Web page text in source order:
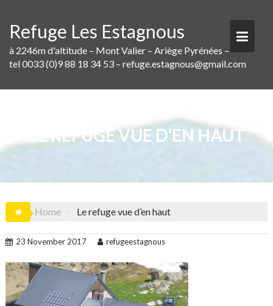
content
Refuge Les Estagnous
à 2246m d'altitude – Mont Valier – Ariège Pyrénées –
tel 0033 (0)9 88 18 34 53 – refuge.estagnous@gmail.com
LE REFUGE VUE D’EN HAUT
Home Le refuge vue d’en haut
23 November 2017 refugeestagnous